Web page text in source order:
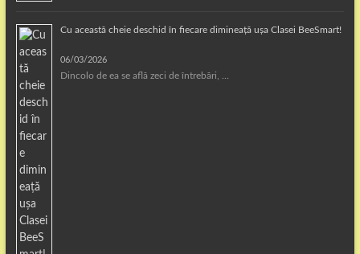
Cu această cheie deschid în fiecare dimineață ușa Clasei BeeSmart!
06/03/2026
Dincolo de ea se află zeci de întrebări, …